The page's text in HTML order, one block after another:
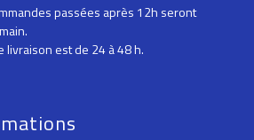
passées après 12h seront
livraison est de 24 à 48 h.